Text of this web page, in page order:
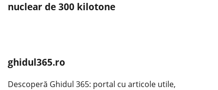
nuclear de 300 kilotone
ghidul365.ro
Descoperă Ghidul 365: portal cu articole utile,